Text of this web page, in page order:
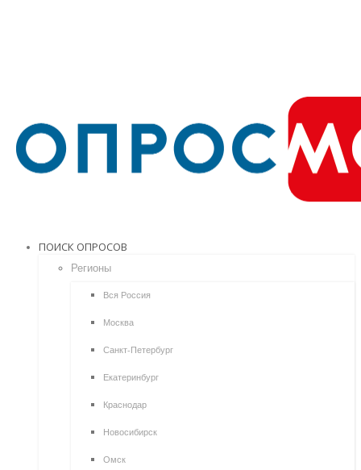
ПОИСК ОПРОСОВ
Регионы
Вся Россия
Москва
Санкт-Петербург
Екатеринбург
Краснодар
Новосибирск
Омск